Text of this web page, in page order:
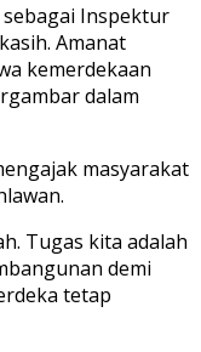
Inspektur
Amanat
kemerdekaan
dalam
masyarakat
Tugas kita adalah
demi
tetap